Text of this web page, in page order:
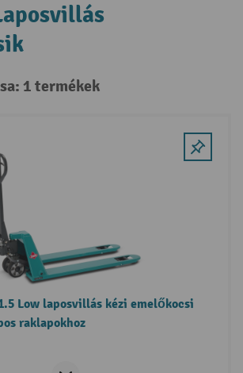
1 termékek
Low laposvillás kézi emelőkocsi
raklapokhoz